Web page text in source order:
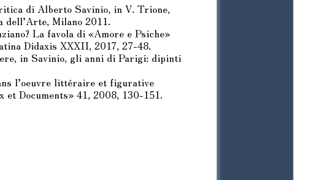
di Alberto Savinio, in V. Trione,
dell’Arte, Milano 2011.
La favola di «Amore e Psiche»
Didaxis XXXII, 2017, 27-48.
in Savinio, gli anni di Parigi: dipinti
l’oeuvre littéraire et figurative
et Documents» 41, 2008, 130-151.